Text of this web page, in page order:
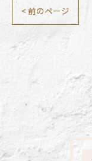
< 前のページ